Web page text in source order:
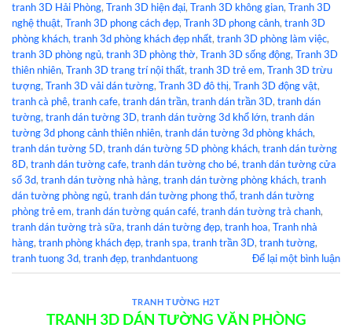
tranh 3D Hải Phòng, Tranh 3D hiện đại, Tranh 3D không gian, Tranh 3D
nghệ thuật, Tranh 3D phong cách đẹp, Tranh 3D phong cảnh, tranh 3D
phòng khách, tranh 3d phòng khách đẹp nhất, tranh 3D phòng làm việc,
tranh 3D phòng ngủ, tranh 3D phòng thờ, Tranh 3D sống động, Tranh 3D
thiên nhiên, Tranh 3D trang trí nội thất, tranh 3D trẻ em, Tranh 3D trừu
tượng, Tranh 3D vải dán tường, Tranh 3D đô thị, Tranh 3D động vật,
tranh cà phê, tranh cafe, tranh dán trần, tranh dán trần 3D, tranh dán
tường, tranh dán tường 3D, tranh dán tường 3d khổ lớn, tranh dán
tường 3d phong cảnh thiên nhiên, tranh dán tường 3d phòng khách,
tranh dán tường 5D, tranh dán tường 5D phòng khách, tranh dán tường
8D, tranh dán tường cafe, tranh dán tường cho bé, tranh dán tường cửa
sổ 3d, tranh dán tường nhà hàng, tranh dán tường phòng khách, tranh
dán tường phòng ngủ, tranh dán tường phong thổ, tranh dán tường
phòng trẻ em, tranh dán tường quán café, tranh dán tường trà chanh,
tranh dán tường trà sữa, tranh dán tường đẹp, tranh hoa, Tranh nhà
hàng, tranh phòng khách đẹp, tranh spa, tranh trần 3D, tranh tường,
tranh tuong 3d, tranh đẹp, tranhdantuong Để lại một bình luận
TRANH TƯỜNG H2T
TRANH 3D DÁN TƯỜNG VĂN PHÒNG